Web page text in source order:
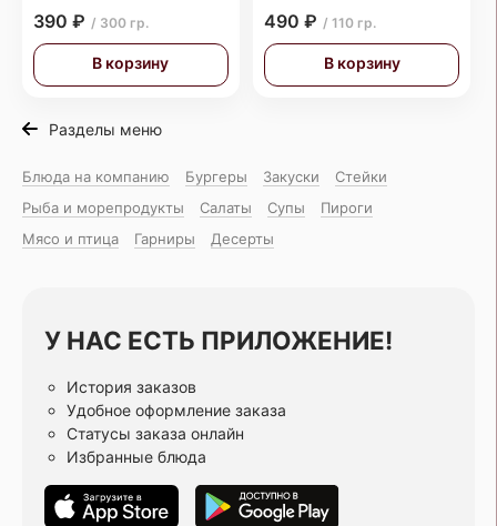
390 ₽ / 300 гр.
В корзину
490 ₽ / 110 гр.
В корзину
Разделы меню
Блюда на компанию Бургеры Закуски
Стейки
Рыба и морепродукты
Салаты Супы
Пироги
Мясо и птица
Гарниры Десерты
У НАС ЕСТЬ ПРИЛОЖЕНИЕ!
История заказов
Удобное оформление заказа
Статусы заказа онлайн
Избранные блюда